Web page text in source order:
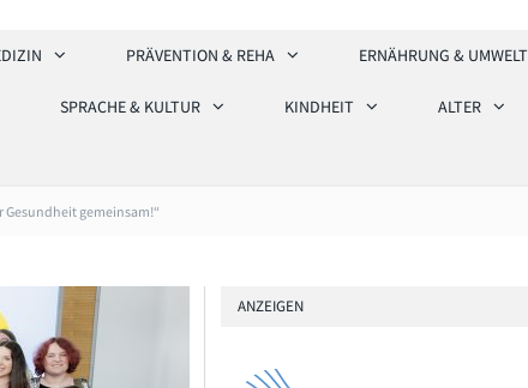
PRÄVENTION & REHA ERNÄHRUNG & UMWELT
SPRACHE & KULTUR KINDHEIT ALTER
gemeinsam!“
ANZEIGEN